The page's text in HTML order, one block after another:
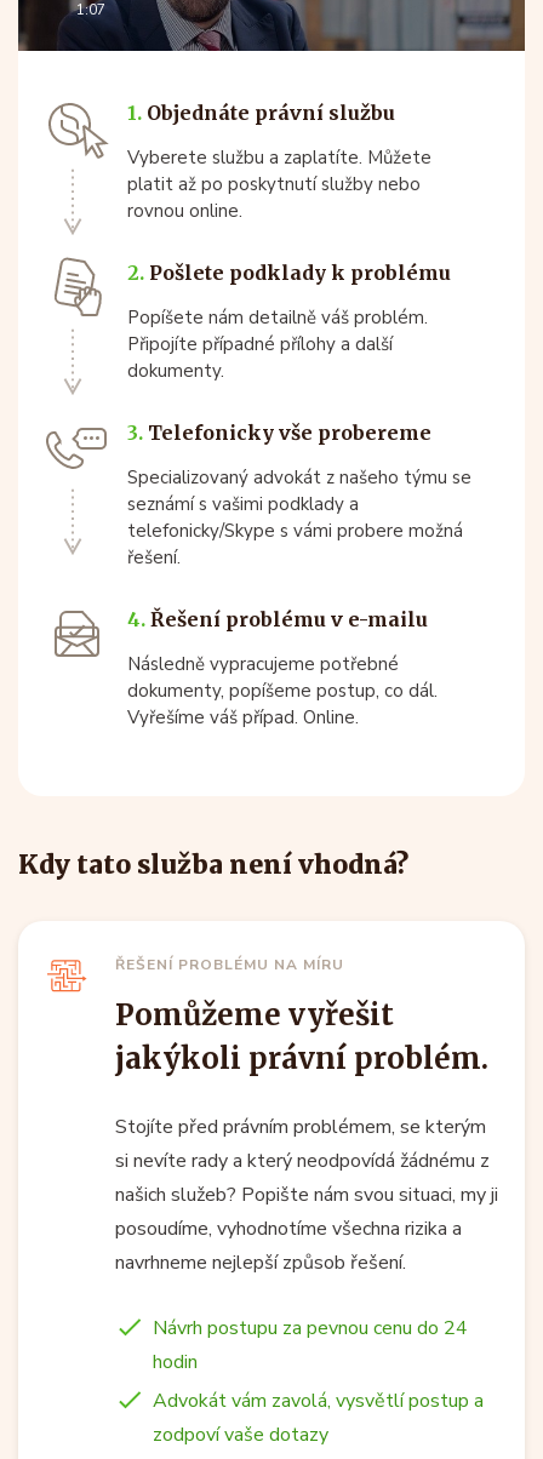
1:07
1. Objednáte právní službu
Vyberete službu a zaplatíte. Můžete
platit až po poskytnutí služby nebo
rovnou online.
2. Pošlete podklady k problému
Popíšete nám detailně váš problém.
Připojíte případné přílohy a další
dokumenty.
3. Telefonicky vše probereme
Specializovaný advokát z našeho týmu se
seznámí s vašimi podklady a
telefonicky/Skype s vámi probere možná
řešení.
4. Řešení problému v e-mailu
Následně vypracujeme potřebné
dokumenty, popíšeme postup, co dál.
Vyřešíme váš případ. Online.
Kdy tato služba není vhodná?
ŘEŠENÍ PROBLÉMU NA MÍRU
Pomůžeme vyřešit
jakýkoli právní problém.
Stojíte před právním problémem, se kterým
si nevíte rady a který neodpovídá žádnému z
našich služeb? Popište nám svou situaci, my ji
posoudíme, vyhodnotíme všechna rizika a
navrhneme nejlepší způsob řešení.
Návrh postupu za pevnou cenu do 24
hodin
Advokát vám zavolá, vysvětlí postup a
zodpoví vaše dotazy